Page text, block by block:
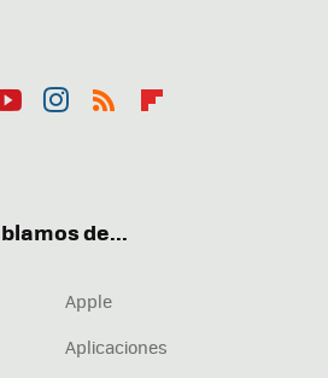
de...
Apple
Aplicaciones